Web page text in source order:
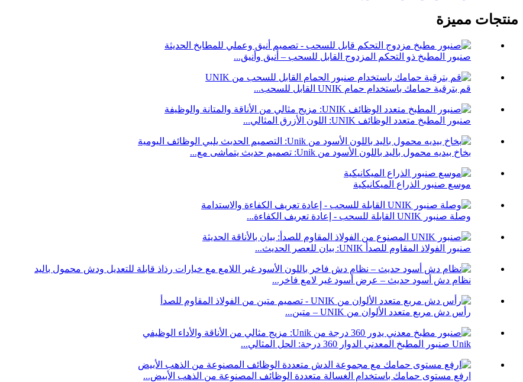
منتجات مميزة
صنبور المطبخ ذو التحكم المزدوج القابل للسحب – أنيق وأنيق...
قم بترقية حمامك باستخدام حمام UNIK القابل للسحب...
صنبور المطبخ متعدد الوظائف UNIK: اللون الأزرق المثالي...
بخاخ بيديه محمول باليد باللون الأسود من Unik: تصميم حديث يتماشى مع...
موسع صنبور الذراع الميكانيكية
وصلة صنبور UNIK القابلة للسحب - إعادة تعريف الكفاءة...
صنبور الفولاذ المقاوم للصدأ UNIK: بيان للعصر الحديث...
نظام دش أسود حديث – عرض أسود غير لامع فاخر...
رأس دش مربع متعدد الألوان من UNIK – متين...
Unik صنبور المطبخ المعدني الدوار 360 درجة: الحل المثالي...
ارفع مستوى حمامك باستخدام الغسالة متعددة الوظائف المصنوعة من الذهب الأبيض...